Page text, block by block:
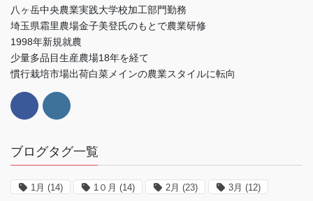
八ヶ岳中央農業実践大学校加工部門勤務
埼玉県霜里農場金子美登氏のもとで農業研修
1998年新規就農
少量多品目生産農場18年を経て
慣行栽培市場出荷白菜メインの農業スタイルに転向
ブログタグ一覧
1月 (14) 1０月 (14) 2月 (23) 3月 (12)